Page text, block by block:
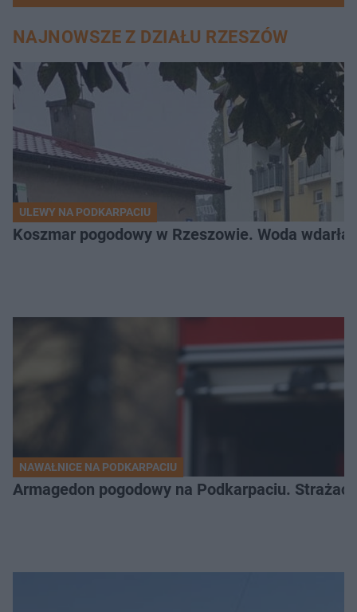
NAJNOWSZE Z DZIAŁU RZESZÓW
ULEWY NA PODKARPACIU
Koszmar pogodowy w Rzeszowie. Woda
NAWAŁNICE NA PODKARPACIU
Armagedon pogodowy na Podkarpaciu.